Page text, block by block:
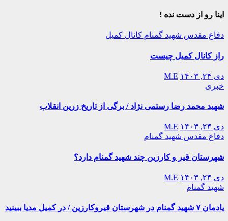
اینا رو از دست نده !
دفاع مقدس شهید گمنام کانال کمیل
راز کانال کمیل چیست
دی ۲۴, ۱۴۰۳
M.E
خبری
شهید محمد رضا رستمی نژاد / برگی از تاریخ زرین انقلاب
دی ۲۴, ۱۴۰۳
M.E
دفاع مقدس شهید گمنام
شهرستان قیر و کارزین چند شهید گمنام دارد؟
دی ۲۴, ۱۴۰۳
M.E
شهید گمنام
یادمان ۷ شهید گمنام در شهرستان قیروکارزین / در کمیل مدیا ببینید